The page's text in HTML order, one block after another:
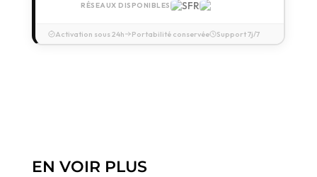
RÉSEAUX DISPONIBLES
Activation sous 24h Portabilité conservée Support 7j/7
EN VOIR PLUS